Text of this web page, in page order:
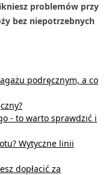
problemów przy
bez niepotrzebnych
podręcznym, a co
- to warto sprawdzić i
Wytyczne linii
dopłacić za